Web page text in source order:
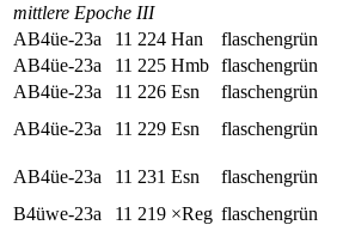
mittlere Epoche III
AB4üe-23a
11 224 Han flaschen­grün
AB4üe-23a
11 225 Hmb flaschen­grün
AB4üe-23a
11 226 Esn flaschen­grün
AB4üe-23a
11 229 Esn flaschen­grün
AB4üe-23a 11 231 Esn flaschen­grün
B4üwe-23a
11 219 ×Reg flaschen­grün